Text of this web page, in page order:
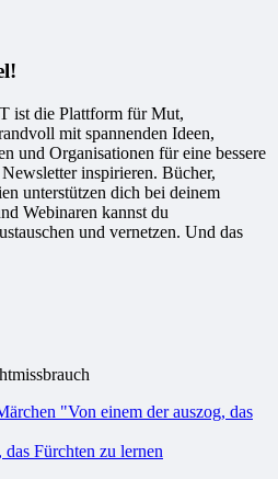
ist die Plattform für Mut,
mit spannenden Ideen,
und Organisationen für eine bessere
inspirieren. Bücher,
unterstützen dich bei deinem
Webinaren kannst du
und vernetzen. Und das
Fürchten zu lernen